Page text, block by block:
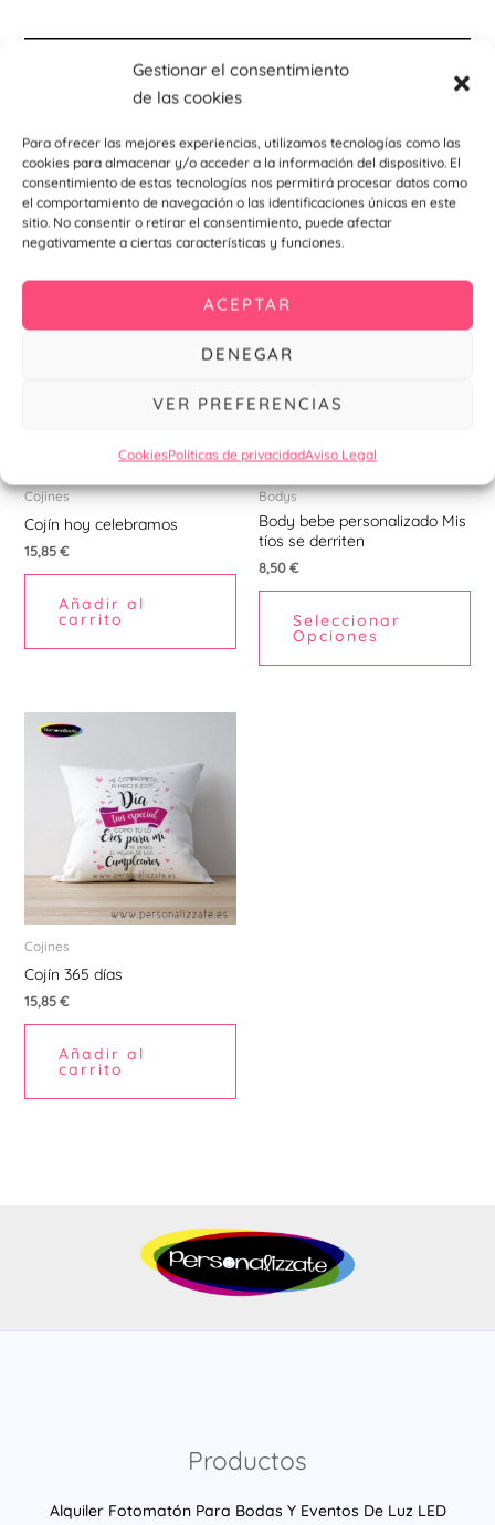
Gestionar el consentimiento
de las cookies
Para ofrecer las mejores experiencias, utilizamos tecnologías como las
cookies para almacenar y/o acceder a la información del dispositivo. El
consentimiento de estas tecnologías nos permitirá procesar datos como
el comportamiento de navegación o las identificaciones únicas en este
sitio. No consentir o retirar el consentimiento, puede afectar
negativamente a ciertas características y funciones.
ACEPTAR
DENEGAR
VER PREFERENCIAS
CookiesPolíticas de privacidadAviso Legal
Información adicional
Productos relacionados
Cojines
Cojín hoy celebramos
15,85€
Añadir al
carrito
Bodys
Body bebe personalizado Mis
tíos se derriten
8,50€
Seleccionar
Opciones
Cojines
Cojín 365 días
15,85€
Añadir al
carrito
Productos
Alquiler Fotomatón Para Bodas Y Eventos De Luz LED